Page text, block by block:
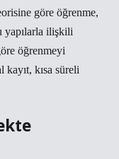
göre öğrenme,
yapılarla ilişkili
öğrenmeyi
kayıt, kısa süreli